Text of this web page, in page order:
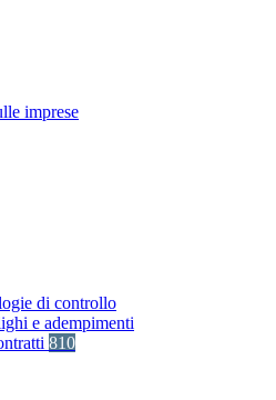
imprese
di controllo
e adempimenti
810